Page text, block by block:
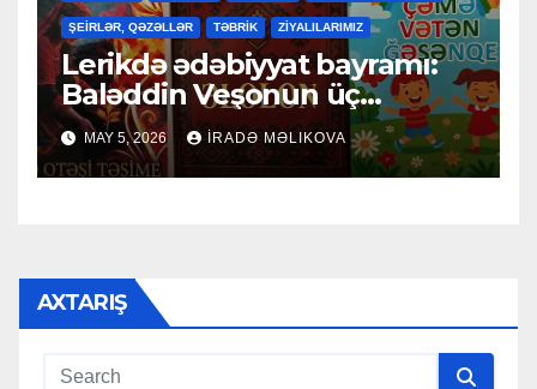
ŞEİRLƏR, QƏZƏLLƏR TƏBRİK ZİYALILARIMIZ
Lerikdə ədəbiyyat bayramı:
Baləddin Veşonun üç
kitabının təqdimatı keçirildi
MAY 5, 2026 İRADƏ MƏLIKOVA
AXTARIŞ